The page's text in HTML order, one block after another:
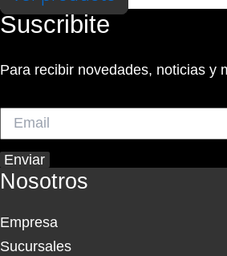
Suscribite
Para recibir novedades, noticias y
Enviar
Nosotros
Empresa
Sucursales